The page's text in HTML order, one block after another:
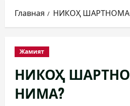
Главная НИКОҲ
Жамият
НИКОҲ
НИМА?